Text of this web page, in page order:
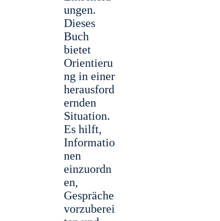
ungen.
Dieses
Buch
bietet
Orientieru
ng in einer
herausford
ernden
Situation.
Es hilft,
Informatio
nen
einzuordn
en,
Gespräche
vorzuberei